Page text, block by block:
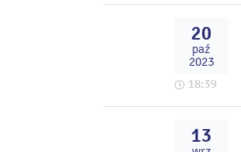
20
paź
2023
18:39
13